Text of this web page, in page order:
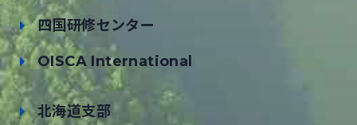
四国研修センター
OISCA International
北海道支部